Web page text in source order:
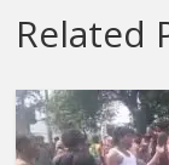
Related